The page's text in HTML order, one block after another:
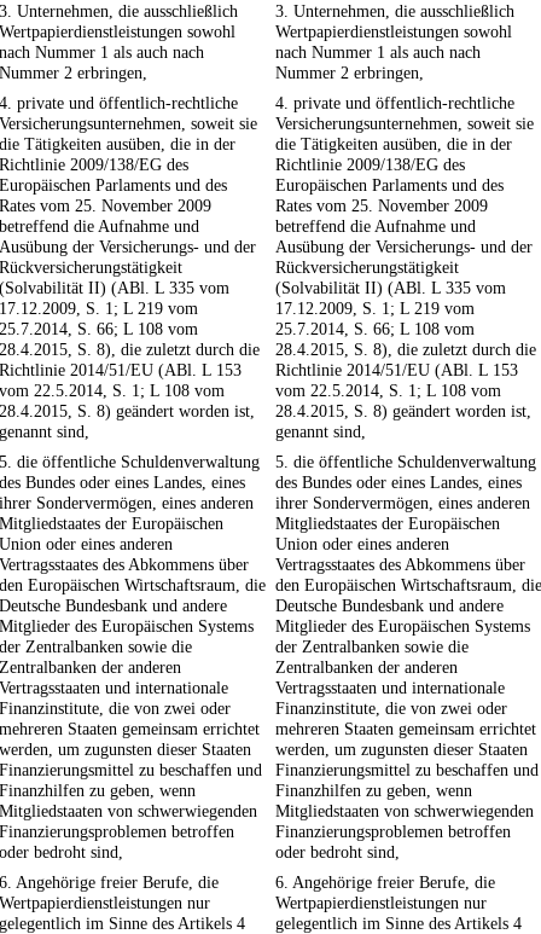
3. Unternehmen, die ausschließlich
Wertpapierdienstleistungen sowohl
nach Nummer 1 als auch nach
Nummer 2 erbringen,
3. Unternehmen, die ausschließlich
Wertpapierdienstleistungen sowohl
nach Nummer 1 als auch nach
Nummer 2 erbringen,
4. private und öffentlich-rechtliche
Versicherungsunternehmen, soweit sie
die Tätigkeiten ausüben, die in der
Richtlinie 2009/138/EG des
Europäischen Parlaments und des
Rates vom 25. November 2009
betreffend die Aufnahme und
Ausübung der Versicherungs- und der
Rückversicherungstätigkeit
(Solvabilität II) (ABl. L 335 vom
17.12.2009, S. 1; L 219 vom
25.7.2014, S. 66; L 108 vom
28.4.2015, S. 8), die zuletzt durch die
Richtlinie 2014/51/EU (ABl. L 153
vom 22.5.2014, S. 1; L 108 vom
28.4.2015, S. 8) geändert worden ist,
genannt sind,
4. private und öffentlich-rechtliche
Versicherungsunternehmen, soweit sie
die Tätigkeiten ausüben, die in der
Richtlinie 2009/138/EG des
Europäischen Parlaments und des
Rates vom 25. November 2009
betreffend die Aufnahme und
Ausübung der Versicherungs- und der
Rückversicherungstätigkeit
(Solvabilität II) (ABl. L 335 vom
17.12.2009, S. 1; L 219 vom
25.7.2014, S. 66; L 108 vom
28.4.2015, S. 8), die zuletzt durch die
Richtlinie 2014/51/EU (ABl. L 153
vom 22.5.2014, S. 1; L 108 vom
28.4.2015, S. 8) geändert worden ist,
genannt sind,
5. die öffentliche Schuldenverwaltung
des Bundes oder eines Landes, eines
ihrer Sondervermögen, eines anderen
Mitgliedstaates der Europäischen
Union oder eines anderen
Vertragsstaates des Abkommens über
den Europäischen Wirtschaftsraum, die
Deutsche Bundesbank und andere
Mitglieder des Europäischen Systems
der Zentralbanken sowie die
Zentralbanken der anderen
Vertragsstaaten und internationale
Finanzinstitute, die von zwei oder
mehreren Staaten gemeinsam errichtet
werden, um zugunsten dieser Staaten
Finanzierungsmittel zu beschaffen und
Finanzhilfen zu geben, wenn
Mitgliedstaaten von schwerwiegenden
Finanzierungsproblemen betroffen
oder bedroht sind,
5. die öffentliche Schuldenverwaltung
des Bundes oder eines Landes, eines
ihrer Sondervermögen, eines anderen
Mitgliedstaates der Europäischen
Union oder eines anderen
Vertragsstaates des Abkommens über
den Europäischen Wirtschaftsraum, die
Deutsche Bundesbank und andere
Mitglieder des Europäischen Systems
der Zentralbanken sowie die
Zentralbanken der anderen
Vertragsstaaten und internationale
Finanzinstitute, die von zwei oder
mehreren Staaten gemeinsam errichtet
werden, um zugunsten dieser Staaten
Finanzierungsmittel zu beschaffen und
Finanzhilfen zu geben, wenn
Mitgliedstaaten von schwerwiegenden
Finanzierungsproblemen betroffen
oder bedroht sind,
6. Angehörige freier Berufe, die
Wertpapierdienstleistungen nur
gelegentlich im Sinne des Artikels 4
6. Angehörige freier Berufe, die
Wertpapierdienstleistungen nur
gelegentlich im Sinne des Artikels 4